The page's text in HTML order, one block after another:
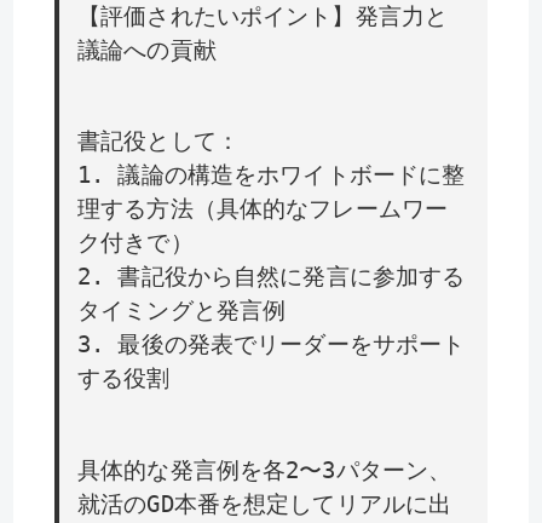
【評価されたいポイント】発言力と
議論への貢献
書記役として：
1. 議論の構造をホワイトボードに整
理する方法（具体的なフレームワー
ク付きで）
2. 書記役から自然に発言に参加する
タイミングと発言例
3. 最後の発表でリーダーをサポート
する役割
具体的な発言例を各2〜3パターン、
就活のGD本番を想定してリアルに出